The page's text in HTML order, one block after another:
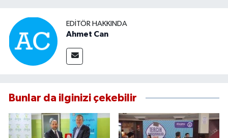
EDITÖR HAKKINDA
Ahmet Can
Bunlar da ilginizi çekebilir